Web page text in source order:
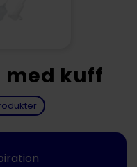
med kuff